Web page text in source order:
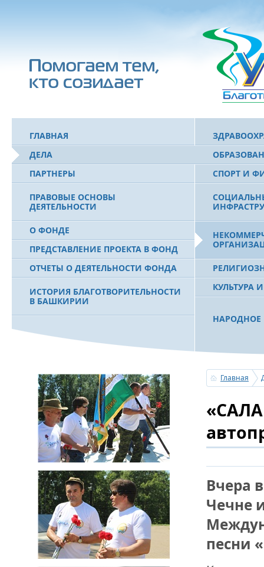
ГЛАВНАЯ
ДЕЛА
ПАРТНЕРЫ
ПРАВОВЫЕ ОСНОВЫ
ДЕЯТЕЛЬНОСТИ
О ФОНДЕ
ПРЕДСТАВЛЕНИЕ ПРОЕКТА В ФОНД
ОТЧЕТЫ О ДЕЯТЕЛЬНОСТИ ФОНДА
ИСТОРИЯ БЛАГОТВОРИТЕЛЬНОСТИ
В БАШКИРИИ
МУРТАЗЕ РАХИМОВЕ
СПОРТ И
КУЛЬТУРА
НАРОДНОЕ
«УРАЛ»
ПОЖАРОВ
ДРУЖБА НЕ
Главная
Вчера
Чечне
песни